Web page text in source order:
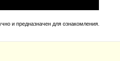
и предназначен для ознакомления.